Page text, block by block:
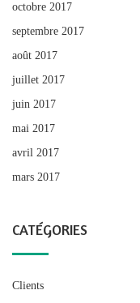
octobre 2017
septembre 2017
août 2017
juillet 2017
juin 2017
mai 2017
avril 2017
mars 2017
CATÉGORIES
Clients